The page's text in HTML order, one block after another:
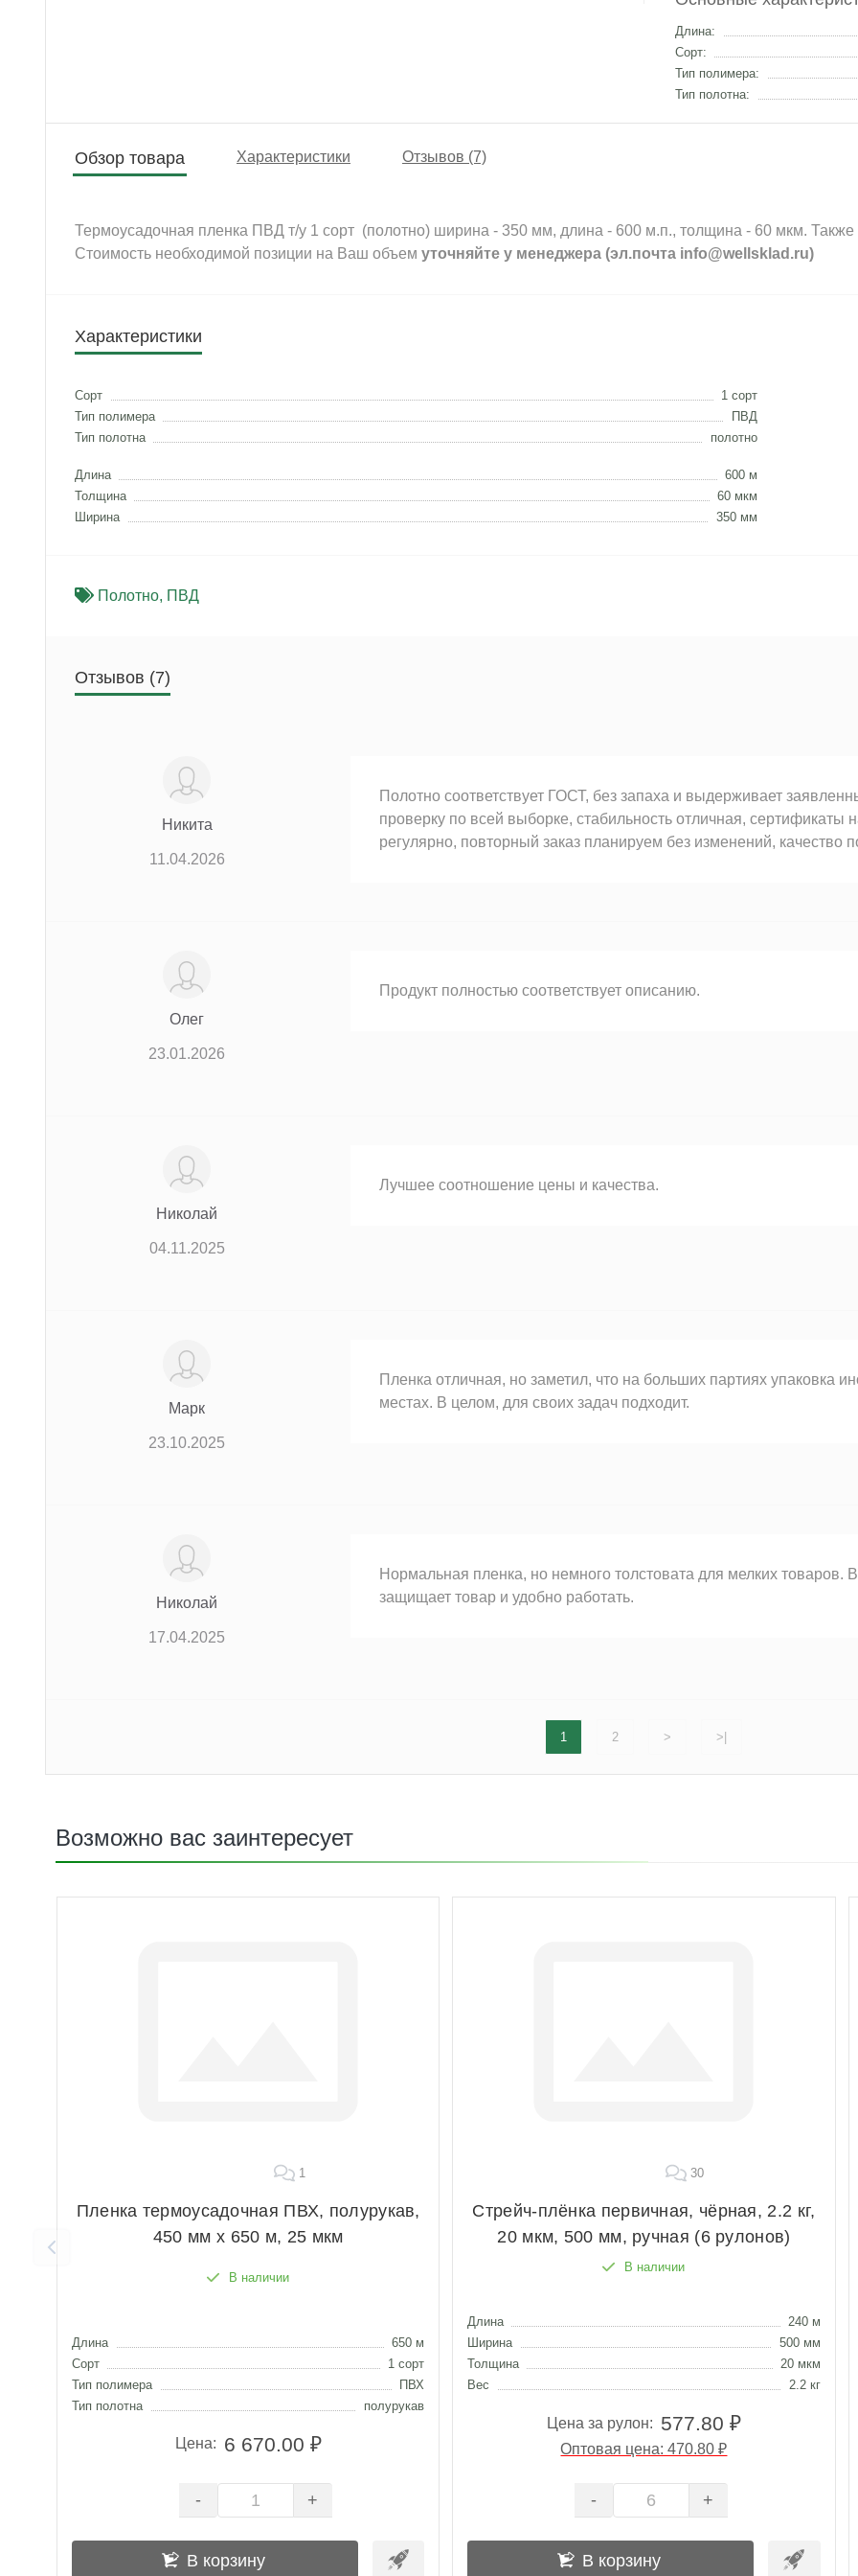
Длина:
Сорт:
Тип полимера:
Тип полотна:
Обзор товара Характеристики Отзывов (7)
Термоусадочная пленка ПВД т/у 1 сорт (полотно) ширина - 350 мм, длина - 600 м.п., толщина - 60 мкм.
Стоимость необходимой позиции на Ваш объем уточняйте у менеджера (эл.почта info@wellsklad.ru)
Характеристики
Сорт
1 сорт
Тип полимера
ПВД
Тип полотна
полотно
Длина
600 м
Толщина
60 мкм
Ширина
350 мм
Полотно, ПВД
Отзывов (7)
Никита
11.04.2026
Полотно соответствует ГОСТ, без запаха и выдерживает
проверку по всей выборке, стабильность отличная, сертификаты
регулярно, повторный заказ планируем без изменений, качество
Олег
23.01.2026
Продукт полностью соответствует описанию.
Николай
04.11.2025
Лучшее соотношение цены и качества.
Марк
23.10.2025
Пленка отличная, но заметил, что на больших партиях упаковка
местах. В целом, для своих задач подходит.
Николай
17.04.2025
Нормальная пленка, но немного толстовата для мелких товаров.
защищает товар и удобно работать.
1 2 > >|
Возможно вас заинтересует
1
Пленка термоусадочная ПВХ, полурукав,
450 мм х 650 м, 25 мкм
В наличии
Длина
650 м
Сорт
1 сорт
Тип полимера
ПВХ
Тип полотна
полурукав
Цена: 6 670.00 ₽
- +
В корзину
30
Стрейч-плёнка первичная, чёрная, 2.2 кг,
20 мкм, 500 мм, ручная (6 рулонов)
В наличии
Длина
240 м
Ширина
500 мм
Толщина
20 мкм
Вес
2.2 кг
Цена за рулон: 577.80 ₽
Оптовая цена: 470.80 ₽
- +
В корзину